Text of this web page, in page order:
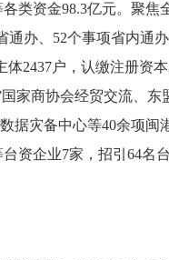
各类资金98.3亿元。 聚焦
通办、52个事项省内通
体2437户，认缴注册资
国家商协会经贸交流、东
据灾备中心等40余项闽
台资企业7家，招引64名